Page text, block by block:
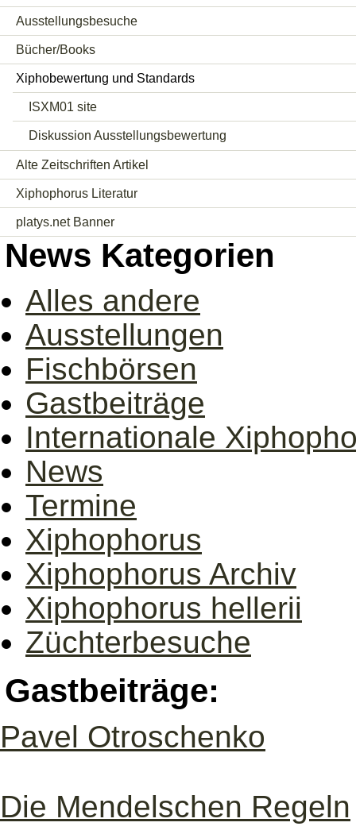
Ausstellungsbesuche
Bücher/Books
Xiphobewertung und Standards
ISXM01 site
Diskussion Ausstellungsbewertung
Alte Zeitschriften Artikel
Xiphophorus Literatur
platys.net Banner
News Kategorien
Alles andere
Ausstellungen
Fischbörsen
Gastbeiträge
Internationale
News
Termine
Xiphophorus
Xiphophorus Archiv
Xiphophorus hellerii
Züchterbesuche
Gastbeiträge:
Pavel Otroschenko
Die Mendelschen Regeln